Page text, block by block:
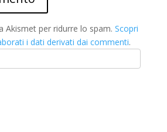
Akismet per ridurre lo spam. Scopri
i dati derivati dai commenti.